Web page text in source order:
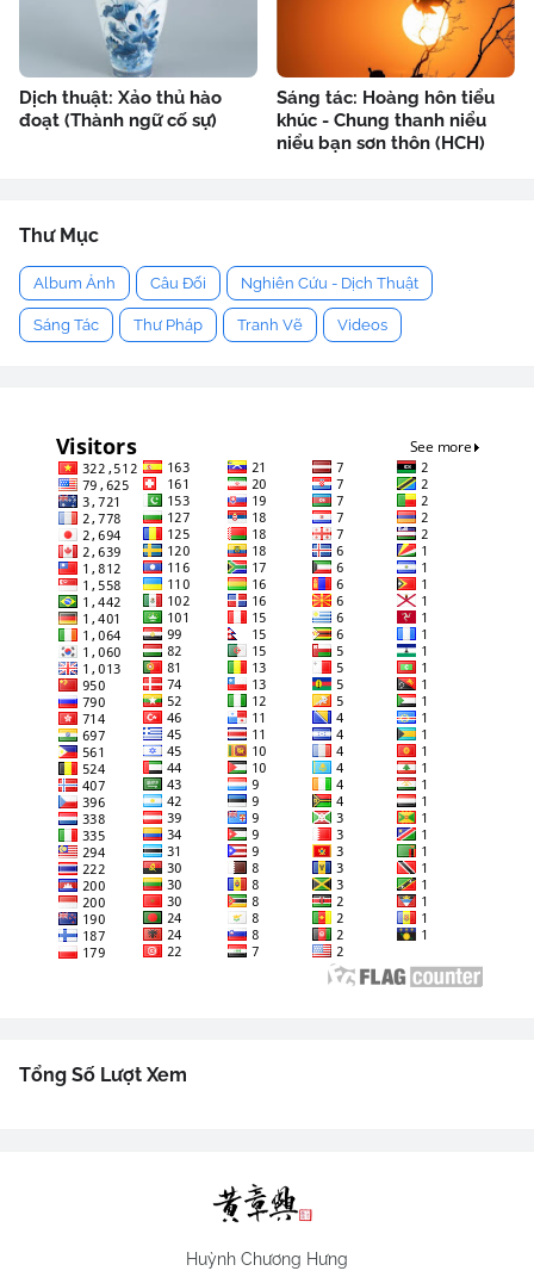
Dịch thuật: Xảo thủ hào
đoạt (Thành ngữ cố sự)
Sáng tác: Hoàng hôn tiểu
khúc - Chung thanh niểu
niểu bạn sơn thôn (HCH)
Thư Mục
Album Ảnh Câu Đối Nghiên Cứu - Dịch Thuật
Sáng Tác Thư Pháp Tranh Vẽ Videos
Tổng Số Lượt Xem
Huỳnh Chương Hưng